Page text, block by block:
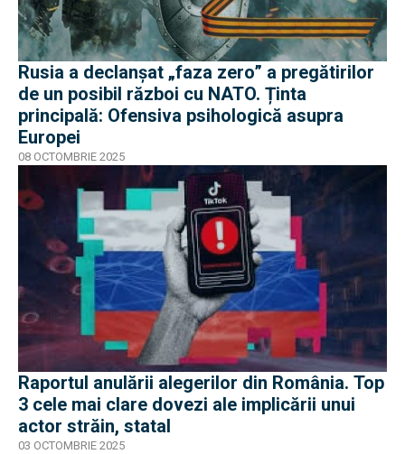
Rusia a declanșat „faza zero” a pregătirilor
de un posibil război cu NATO. Ținta
principală: Ofensiva psihologică asupra
Europei
08 OCTOMBRIE 2025
Raportul anulării alegerilor din România. Top
3 cele mai clare dovezi ale implicării unui
actor străin, statal
03 OCTOMBRIE 2025